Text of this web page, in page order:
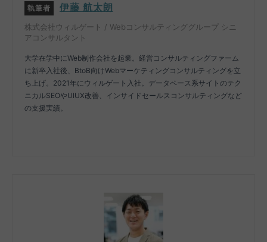
執筆者 伊藤 航太朗
株式会社ウィルゲート / Webコンサルティンググループ シニ
アコンサルタント
大学在学中にWeb制作会社を起業。経営コンサルティングファーム
に新卒入社後、BtoB向けWebマーケティングコンサルティングを立
ち上げ。2021年にウィルゲート入社。データベース系サイトのテク
ニカルSEOやUIUX改善、インサイドセールスコンサルティングなど
の支援実績。